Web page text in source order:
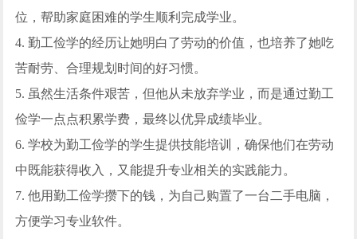
位，帮助家庭困难的学生顺利完成学业。
4. 勤工俭学的经历让她明白了劳动的价值，也培养了她吃
苦耐劳、合理规划时间的好习惯。
5. 虽然生活条件艰苦，但他从未放弃学业，而是通过勤工
俭学一点点积累学费，最终以优异成绩毕业。
6. 学校为勤工俭学的学生提供技能培训，确保他们在劳动
中既能获得收入，又能提升专业相关的实践能力。
7. 他用勤工俭学攒下的钱，为自己购置了一台二手电脑，
方便学习专业软件。